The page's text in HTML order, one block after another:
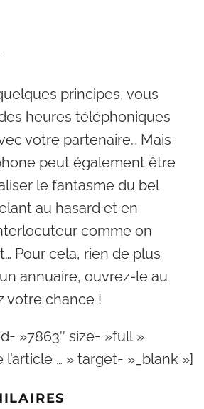
principes, vous
heures téléphoniques
votre partenaire… Mais
peut également être
le fantasme du bel
au hasard et en
comme on
Pour cela, rien de plus
annuaire, ouvrez-le au
votre chance !
»7863″ size= »full »
… » target= »_blank »]